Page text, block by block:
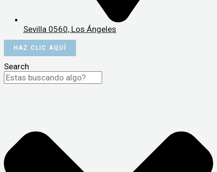
Sevilla 0560, Los Ángeles
HAZ CLIC AQUÍ
Search